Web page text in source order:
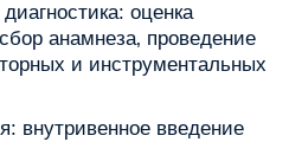
оценка
анамнеза‚ проведение
и инструментальных
внутривенное введение